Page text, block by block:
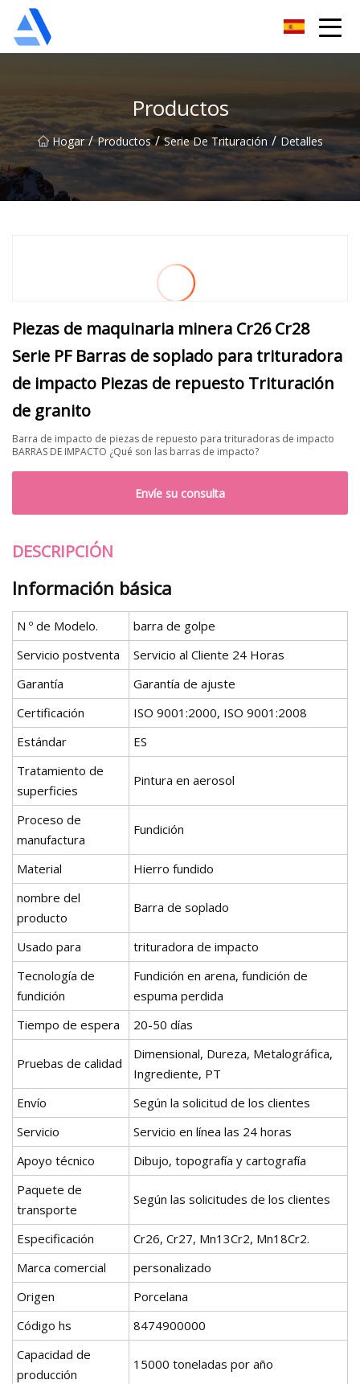
Productos
Hogar / Productos / Serie De Trituración / Detalles
Piezas de maquinaria minera Cr26 Cr28
Serie PF Barras de soplado para trituradora
de impacto Piezas de repuesto Trituración
de granito
Barra de impacto de piezas de repuesto para trituradoras de impacto
BARRAS DE IMPACTO ¿Qué son las barras de impacto?
Envíe su consulta
DESCRIPCIÓN
Información básica
N º de Modelo.
barra de golpe
Servicio postventa
Servicio al Cliente 24 Horas
Garantía
Garantía de ajuste
Certificación
ISO 9001:2000, ISO 9001:2008
Estándar
ES
Tratamiento de
superficies
Pintura en aerosol
Proceso de
manufactura
Fundición
Material
Hierro fundido
nombre del
producto
Barra de soplado
Usado para
trituradora de impacto
Tecnología de
fundición
Fundición en arena, fundición de
espuma perdida
Tiempo de espera
20-50 días
Pruebas de calidad
Dimensional, Dureza, Metalográfica,
Ingrediente, PT
Envío
Según la solicitud de los clientes
Servicio
Servicio en línea las 24 horas
Apoyo técnico
Dibujo, topografía y cartografía
Paquete de
transporte
Según las solicitudes de los clientes
Especificación
Cr26, Cr27, Mn13Cr2, Mn18Cr2.
Marca comercial
personalizado
Origen
Porcelana
Código hs
8474900000
Capacidad de
producción
15000 toneladas por año